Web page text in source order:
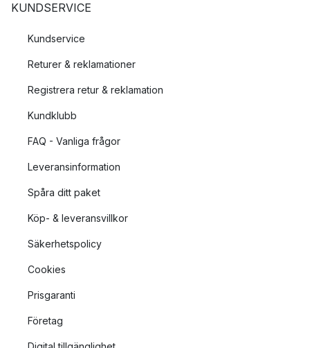
KUNDSERVICE
Kundservice
Returer & reklamationer
Registrera retur & reklamation
Kundklubb
FAQ - Vanliga frågor
Leveransinformation
Spåra ditt paket
Köp- & leveransvillkor
Säkerhetspolicy
Cookies
Prisgaranti
Företag